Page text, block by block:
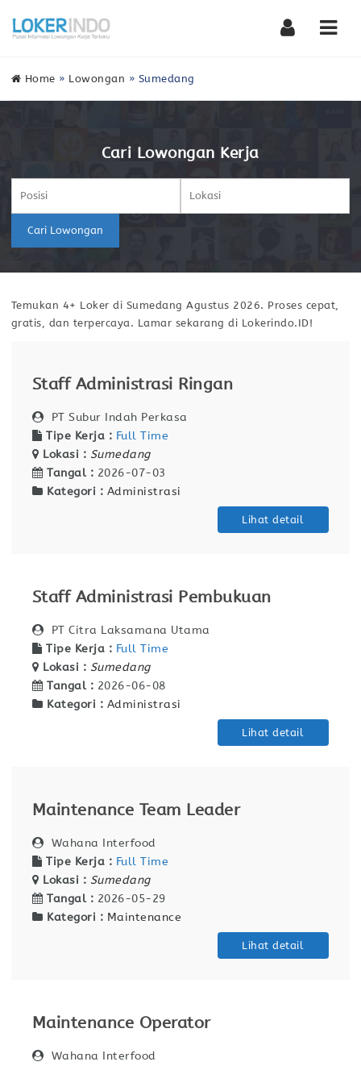
Home » Lowongan » Sumedang
Cari Lowongan Kerja
Cari Lowongan
Temukan 4+ Loker di Sumedang Agustus 2026. Proses cepat,
gratis, dan terpercaya. Lamar sekarang di Lokerindo.ID!
Staff Administrasi Ringan
PT Subur Indah Perkasa
Tipe Kerja : Full Time
Lokasi : Sumedang
Tangal : 2026-07-03
Kategori : Administrasi
Lihat detail
Staff Administrasi Pembukuan
PT Citra Laksamana Utama
Tipe Kerja : Full Time
Lokasi : Sumedang
Tangal : 2026-06-08
Kategori : Administrasi
Lihat detail
Maintenance Team Leader
Wahana Interfood
Tipe Kerja : Full Time
Lokasi : Sumedang
Tangal : 2026-05-29
Kategori : Maintenance
Lihat detail
Maintenance Operator
Wahana Interfood